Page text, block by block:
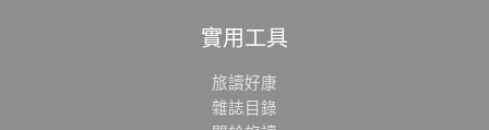
實用工具
旅讀好康
雜誌目錄